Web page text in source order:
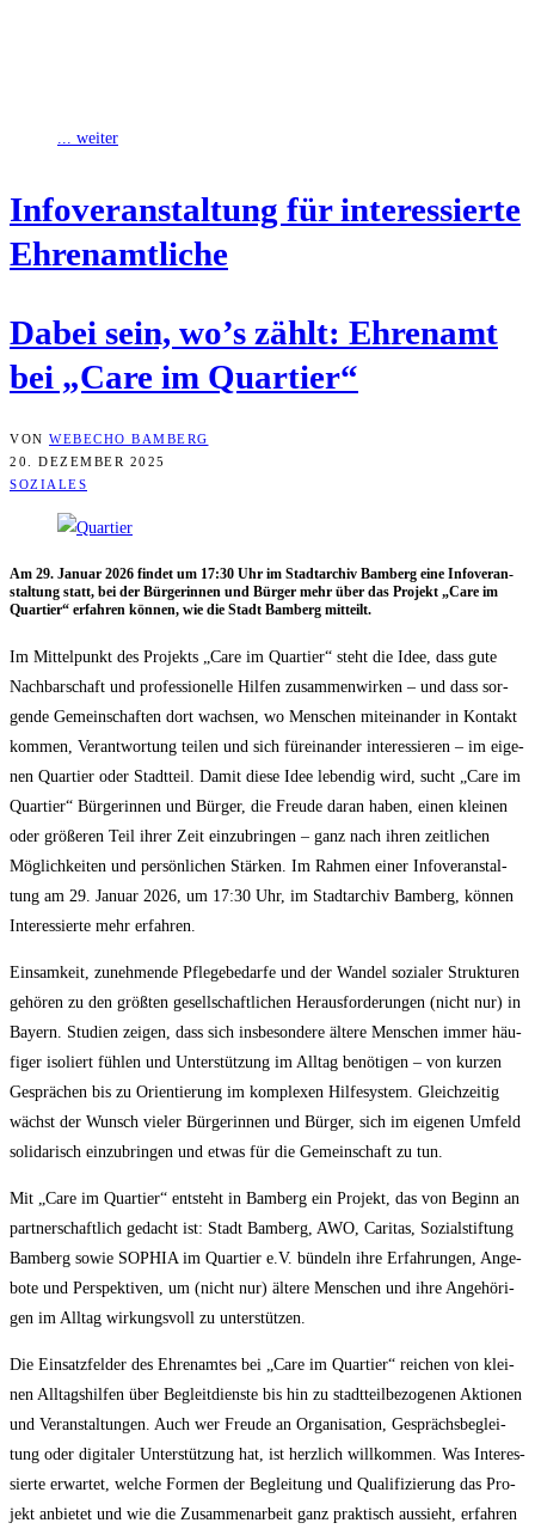
... weiter
Info­ver­an­stal­tung für inter­es­sier­te
Ehrenamtliche
Dabei sein, wo’s zählt: Ehren­amt
bei „Care im Quartier“
VON WEBECHO BAMBERG
20. DEZEMBER 2025
SOZIALES
Am 29. Janu­ar 2026 fin­det um 17:30 Uhr im Stadt­ar­chiv Bam­berg eine Info­ver­an­
stal­tung statt, bei der Bür­ge­rin­nen und Bür­ger mehr über das Pro­jekt „Care im
Quar­tier“ erfah­ren kön­nen, wie die Stadt Bam­berg mitteilt.
Im Mit­tel­punkt des Pro­jekts „Care im Quar­tier“ steht die Idee, dass gute
Nach­bar­schaft und pro­fes­sio­nel­le Hil­fen zusam­men­wir­ken – und dass sor­
gen­de Gemein­schaf­ten dort wach­sen, wo Men­schen mit­ein­an­der in Kon­takt
kom­men, Ver­ant­wor­tung tei­len und sich für­ein­an­der inter­es­sie­ren – im eige­
nen Quar­tier oder Stadt­teil. Damit die­se Idee leben­dig wird, sucht „Care im
Quar­tier“ Bür­ge­rin­nen und Bür­ger, die Freu­de dar­an haben, einen klei­nen
oder grö­ße­ren Teil ihrer Zeit ein­zu­brin­gen – ganz nach ihren zeit­li­chen
Mög­lich­kei­ten und per­sön­li­chen Stär­ken. Im Rah­men einer Info­ver­an­stal­
tung am 29. Janu­ar 2026, um 17:30 Uhr, im Stadt­ar­chiv Bam­berg, kön­nen
Inter­es­sier­te mehr erfahren.
Ein­sam­keit, zuneh­men­de Pfle­ge­be­dar­fe und der Wan­del sozia­ler Struk­tu­ren
gehö­ren zu den größ­ten gesell­schaft­li­chen Her­aus­for­de­run­gen (nicht nur) in
Bay­ern. Stu­di­en zei­gen, dass sich ins­be­son­de­re älte­re Men­schen immer häu­
fi­ger iso­liert füh­len und Unter­stüt­zung im All­tag benö­ti­gen – von kur­zen
Gesprä­chen bis zu Ori­en­tie­rung im kom­ple­xen Hil­fe­sys­tem. Gleich­zei­tig
wächst der Wunsch vie­ler Bür­ge­rin­nen und Bür­ger, sich im eige­nen Umfeld
soli­da­risch ein­zu­brin­gen und etwas für die Gemein­schaft zu tun.
Mit „Care im Quar­tier“ ent­steht in Bam­berg ein Pro­jekt, das von Beginn an
part­ner­schaft­lich gedacht ist: Stadt Bam­berg, AWO, Cari­tas, Sozi­al­stif­tung
Bam­berg sowie SOPHIA im Quar­tier e.V. bün­deln ihre Erfah­run­gen, Ange­
bo­te und Per­spek­ti­ven, um (nicht nur) älte­re Men­schen und ihre Ange­hö­ri­
gen im All­tag wir­kungs­voll zu unterstützen.
Die Ein­satz­fel­der des Ehren­am­tes bei „Care im Quar­tier“ rei­chen von klei­
nen All­tags­hil­fen über Begleit­diens­te bis hin zu stadt­teil­be­zo­ge­nen Aktio­nen
und Ver­an­stal­tun­gen. Auch wer Freu­de an Orga­ni­sa­ti­on, Gesprächs­be­glei­
tung oder digi­ta­ler Unter­stüt­zung hat, ist herz­lich will­kom­men. Was Inter­es­
sier­te erwar­tet, wel­che For­men der Beglei­tung und Qua­li­fi­zie­rung das Pro­
jekt anbie­tet und wie die Zusam­men­ar­beit ganz prak­tisch aus­sieht, erfah­ren